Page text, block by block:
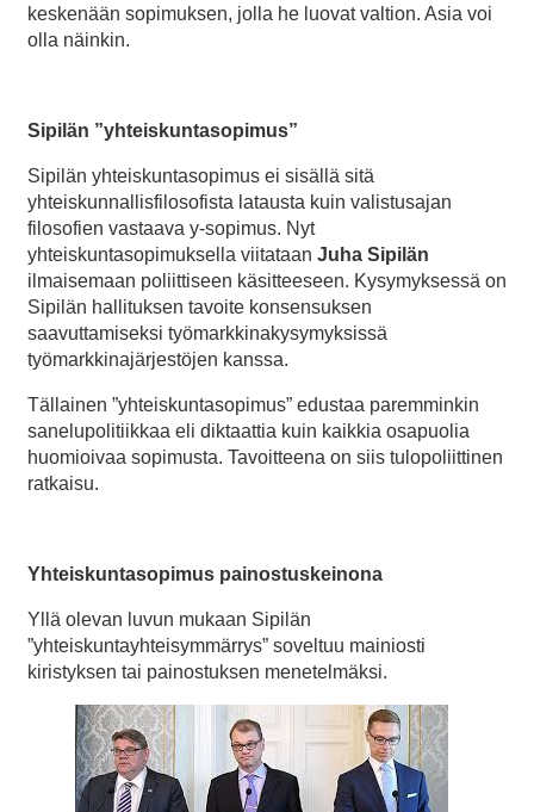
keskenään sopimuksen, jolla he luovat valtion. Asia voi
olla näinkin.
Sipilän ”yhteiskuntasopimus”
Sipilän yhteiskuntasopimus ei sisällä sitä
yhteiskunnallisfilosofista latausta kuin valistusajan
filosofien vastaava y-sopimus. Nyt
yhteiskuntasopimuksella viitataan Juha Sipilän
ilmaisemaan poliittiseen käsitteeseen. Kysymyksessä on
Sipilän hallituksen tavoite konsensuksen
saavuttamiseksi työmarkkinakysymyksissä
työmarkkinajärjestöjen kanssa.
Tällainen ”yhteiskuntasopimus” edustaa paremminkin
sanelupolitiikkaa eli diktaattia kuin kaikkia osapuolia
huomioivaa sopimusta. Tavoitteena on siis tulopoliittinen
ratkaisu.
Yhteiskuntasopimus painostuskeinona
Yllä olevan luvun mukaan Sipilän
”yhteiskuntayhteisymmärrys” soveltuu mainiosti
kiristyksen tai painostuksen menetelmäksi.